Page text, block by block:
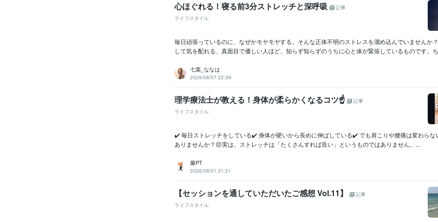
心ほぐれる！寝る前3分ストレッチと深呼吸
記事
ライフスタイル
毎日頑張っているのに、なぜかモヤモヤする。そんな正体不明のストレスを溜め込んでいませんか
して気を配れる、真面目で優しい人ほど、知らず知らずのうちに心と体が緊張しているものです。
七葉_ななは
2026/08/07 22:39
理学療法士が教える！身体が柔らかくなるコツ☝️
記事
ライフスタイル
✔️ 毎日ストレッチをしている✔️ 身体が硬いから長めに伸ばしている✔️ でも肩こりや腰痛は変わら
ありませんか？😣実は、ストレッチは「たくさんすれば良い」というものではありません。...
藤PT
2026/08/01 21:21
【セッションを通していただいたご感想 Vol.11】
記事
ライフスタイル